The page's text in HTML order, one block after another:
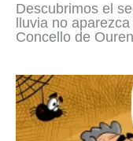
Descubrimos el
lluvia no
Concello de